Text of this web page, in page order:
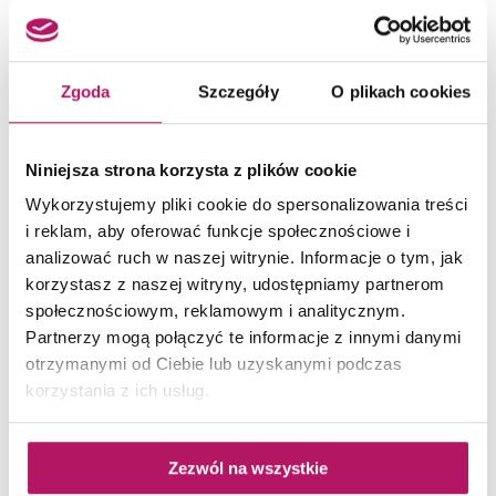
Zgoda Szczegóły O plikach cookies
Niniejsza strona korzysta z plików cookie
Wykorzystujemy pliki cookie do spersonalizowania treści
i reklam, aby oferować funkcje społecznościowe i
analizować ruch w naszej witrynie. Informacje o tym, jak
korzystasz z naszej witryny, udostępniamy partnerom
społecznościowym, reklamowym i analitycznym.
Partnerzy mogą połączyć te informacje z innymi danymi
otrzymanymi od Ciebie lub uzyskanymi podczas
korzystania z ich usług.
Zezwól na wszystkie
Ceramika Gres